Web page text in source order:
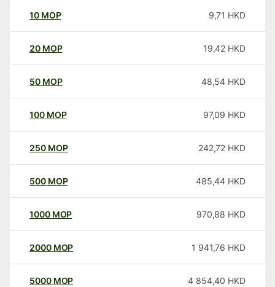
10 MOP 9,71 HKD
20 MOP 19,42 HKD
50 MOP 48,54 HKD
100 MOP 97,09 HKD
250 MOP 242,72 HKD
500 MOP 485,44 HKD
1000 MOP 970,88 HKD
2000 MOP 1 941,76 HKD
5000 MOP 4 854,40 HKD